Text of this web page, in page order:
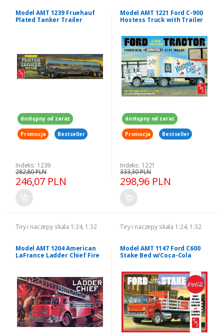
Model AMT 1239 Fruehauf
Plated Tanker Trailer
dostępny od zaraz
Promocja Bestseller
Indeks: 1239
246,07 PLN
282,80 PLN
Model AMT 1221 Ford C-900
Hostess Truck with Trailer
dostępny od zaraz
Promocja Bestseller
Indeks: 1221
298,96 PLN
333,30 PLN
Tiry i naczepy skala 1:24, 1:32
Model AMT 1204 American
LaFrance Ladder Chief Fire
Tiry i naczepy skala 1:24, 1:32
Model AMT 1147 Ford C600
Stake Bed w/Coca-Cola